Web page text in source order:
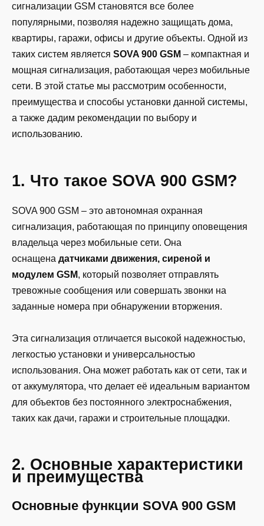
сигнализации GSM становятся все более
популярными, позволяя надежно защищать дома,
квартиры, гаражи, офисы и другие объекты. Одной из
таких систем является SOVA 900 GSM – компактная и
мощная сигнализация, работающая через мобильные
сети. В этой статье мы рассмотрим особенности,
преимущества и способы установки данной системы,
а также дадим рекомендации по выбору и
использованию.
1. Что такое SOVA 900 GSM?
SOVA 900 GSM – это автономная охранная
сигнализация, работающая по принципу оповещения
владельца через мобильные сети. Она
оснащена датчиками движения, сиреной и
модулем GSM, который позволяет отправлять
тревожные сообщения или совершать звонки на
заданные номера при обнаружении вторжения.
Эта сигнализация отличается высокой надежностью,
легкостью установки и универсальностью
использования. Она может работать как от сети, так и
от аккумулятора, что делает её идеальным вариантом
для объектов без постоянного электроснабжения,
таких как дачи, гаражи и строительные площадки.
2. Основные характеристики
и преимущества
Основные функции SOVA 900 GSM